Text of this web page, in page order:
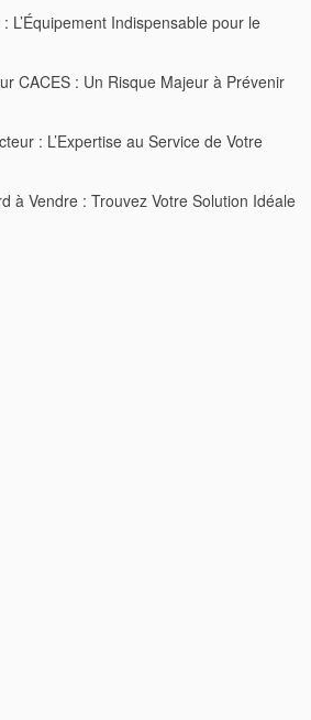
L’Équipement Indispensable pour le
CACES : Un Risque Majeur à Prévenir
: L’Expertise au Service de Votre
à Vendre : Trouvez Votre Solution Idéale